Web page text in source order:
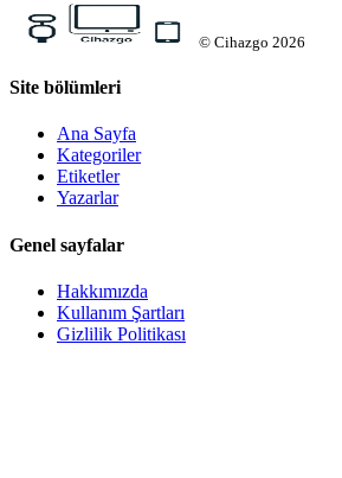
© Cihazgo 2026
Site bölümleri
Ana Sayfa
Kategoriler
Etiketler
Yazarlar
Genel sayfalar
Hakkımızda
Kullanım Şartları
Gizlilik Politikası